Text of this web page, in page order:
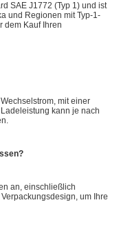
SAE J1772 (Typ 1) und ist
und Regionen mit Typ-1-
dem Kauf Ihren
mit einer
kann je nach
an, einschließlich
um Ihre